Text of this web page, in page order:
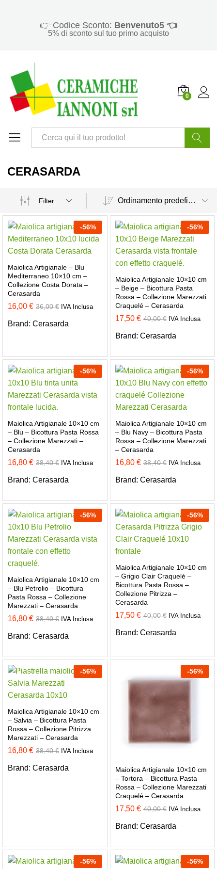
👉 Codice Sconto: Benvenuto5 👈
5% di sconto sul tuo primo acquisto
0
CERASARDA
Filter Ordinamento predefinito
-56%
Maiolica Artigianale – Blu
Mediterraneo 10×10 cm –
Collezione Costa Dorata –
Cerasarda
16,00 € 36,00€ IVA Inclusa
Brand: Cerasarda
-56%
Maiolica Artigianale 10×10 cm
– Beige – Bicottura Pasta
Rossa – Collezione Marezzati
Craquelé – Cerasarda
17,50 € 40,00€ IVA Inclusa
Brand: Cerasarda
-56%
Maiolica Artigianale 10×10 cm
– Blu – Bicottura Pasta Rossa
– Collezione Marezzati –
Cerasarda
16,80 € 38,40€ IVA Inclusa
Brand: Cerasarda
-56%
Maiolica Artigianale 10×10 cm
– Blu Navy – Bicottura Pasta
Rossa – Collezione Marezzati
– Cerasarda
16,80 € 38,40€ IVA Inclusa
Brand: Cerasarda
-56%
Maiolica Artigianale 10×10 cm
– Blu Petrolio – Bicottura
Pasta Rossa – Collezione
Marezzati – Cerasarda
16,80 € 38,40€ IVA Inclusa
Brand: Cerasarda
-56%
Maiolica Artigianale 10×10 cm
– Grigio Clair Craquelé –
Bicottura Pasta Rossa –
Collezione Pitrizza –
Cerasarda
17,50 € 40,00€ IVA Inclusa
Brand: Cerasarda
-56%
Maiolica Artigianale 10×10 cm
– Salvia – Bicottura Pasta
Rossa – Collezione Pitrizza
Marezzati – Cerasarda
16,80 € 38,40€ IVA Inclusa
Brand: Cerasarda
-56%
Maiolica Artigianale 10×10 cm
– Tortora – Bicottura Pasta
Rossa – Collezione Marezzati
Craquelé – Cerasarda
17,50 € 40,00€ IVA Inclusa
Brand: Cerasarda
-56% -56%